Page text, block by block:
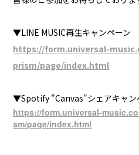
▼LINE MUSIC再生キャンペーン
https://form.universal-
prism/page/index.html
▼Spotify "Canvas"シェアキャン
https://form.universal-
sm/page/index.html